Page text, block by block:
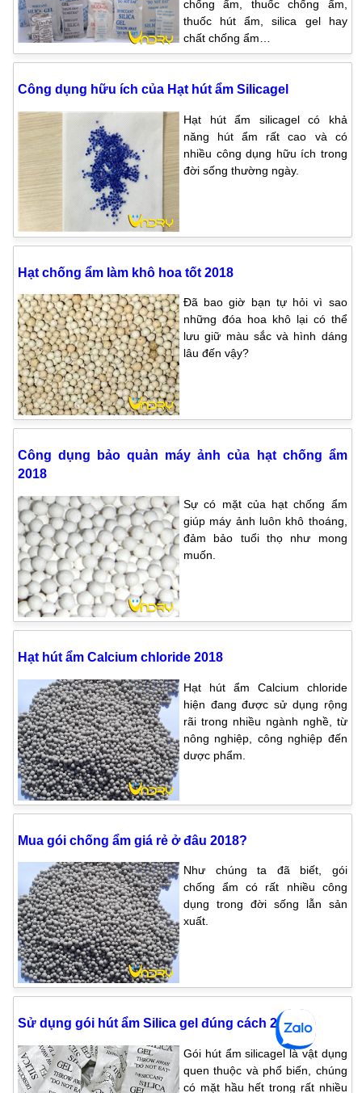
chống ẩm, thuốc chống ẩm,
thuốc hút ẩm, silica gel hay
chất chống ẩm…
Công dụng hữu ích của Hạt hút ẩm Silicagel
Hạt hút ẩm silicagel có khả
năng hút ẩm rất cao và có
nhiều công dụng hữu ích trong
đời sống thường ngày.
Hạt chống ẩm làm khô hoa tốt 2018
Đã bao giờ bạn tự hỏi vì sao
những đóa hoa khô lại có thể
lưu giữ màu sắc và hình dáng
lâu đến vậy?
Công dụng bảo quản máy ảnh của hạt chống ẩm
2018
Sự có mặt của hạt chống ẩm
giúp máy ảnh luôn khô thoáng,
đảm bảo tuổi thọ như mong
muốn.
Hạt hút ẩm Calcium chloride 2018
Hạt hút ẩm Calcium chloride
hiện đang được sử dụng rộng
rãi trong nhiều ngành nghề, từ
nông nghiệp, công nghiệp đến
dược phẩm.
Mua gói chống ẩm giá rẻ ở đâu 2018?
Như chúng ta đã biết, gói
chống ẩm có rất nhiều công
dụng trong đời sống lẫn sản
xuất.
Sử dụng gói hút ẩm Silica gel đúng cách 2018
Gói hút ẩm silicagel là vật dụng
quen thuộc và phổ biến, chúng
có mặt hầu hết trong rất nhiều